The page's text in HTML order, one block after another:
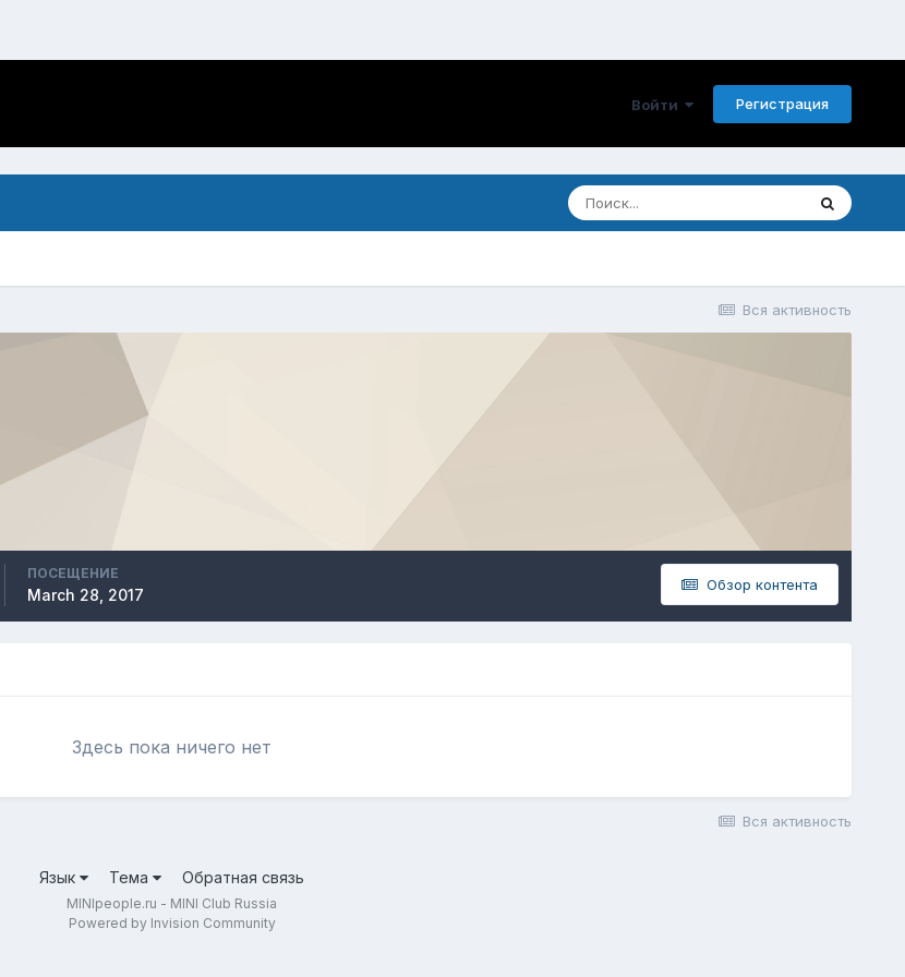
Войти Регистрация
Вся активность
Обзор контента
ПОСЕЩЕНИЕ
March 28, 2017
Здесь пока ничего нет
Вся активность
Язык Тема Обратная связь
MINIpeople.ru - MINI Club Russia
Powered by Invision Community